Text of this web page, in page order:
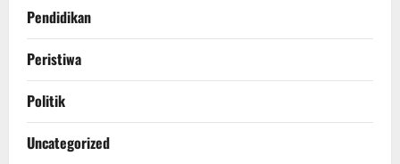
Pendidikan
Peristiwa
Politik
Uncategorized